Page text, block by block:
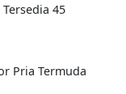
45
Pria Termuda